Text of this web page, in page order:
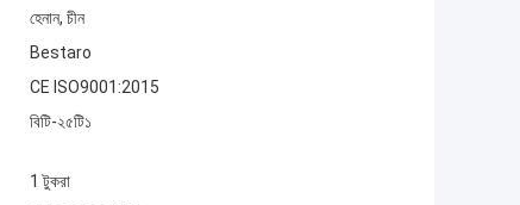
হেনান, চীন
Bestaro
CE ISO9001:2015
বিটি-২৫টি১
1 টুকরা